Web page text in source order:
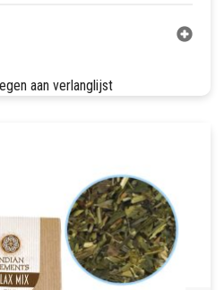
aan verlanglijst